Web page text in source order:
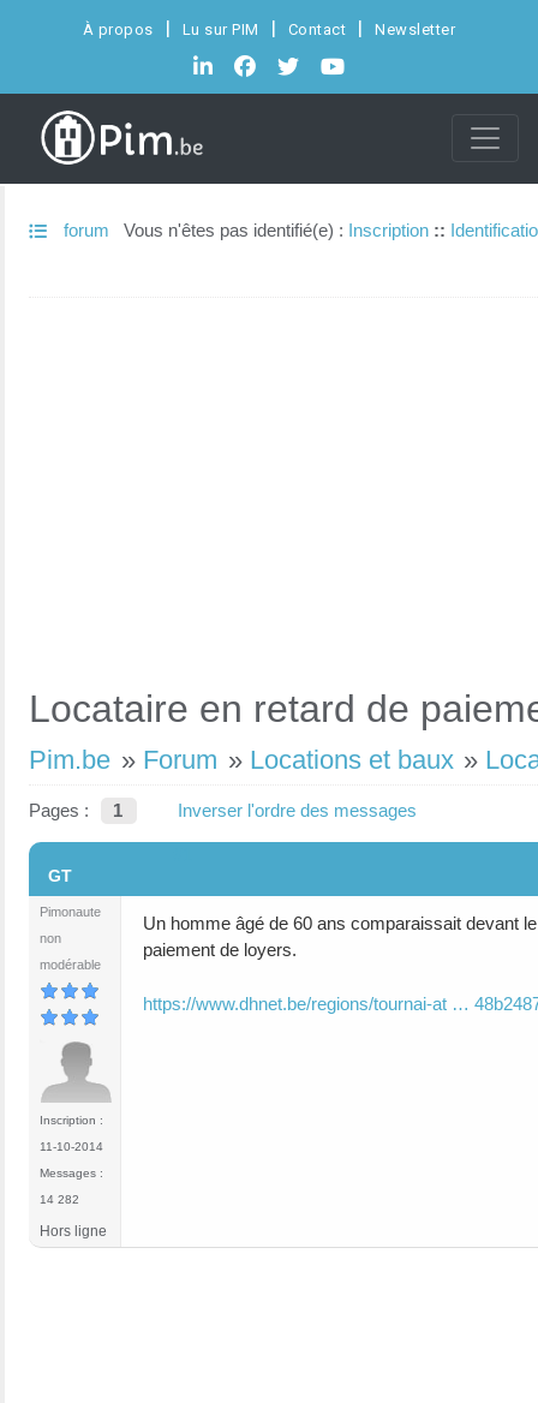
À propos Lu sur PIM Contact Newsletter
forum Vous n'êtes pas identifié(e) : Inscription ::
Locataire en retard de
Pim.be » Forum » Locations et baux »
Pages : 1 Inverser l'ordre des messages
GT
Pimonaute
non
modérable
Inscription :
11-10-2014
Messages :
14 282
Un homme âgé de 60 ans comparaissait devant
paiement de loyers.
https://www.dhnet.be/regions/tournai-at …
Hors ligne